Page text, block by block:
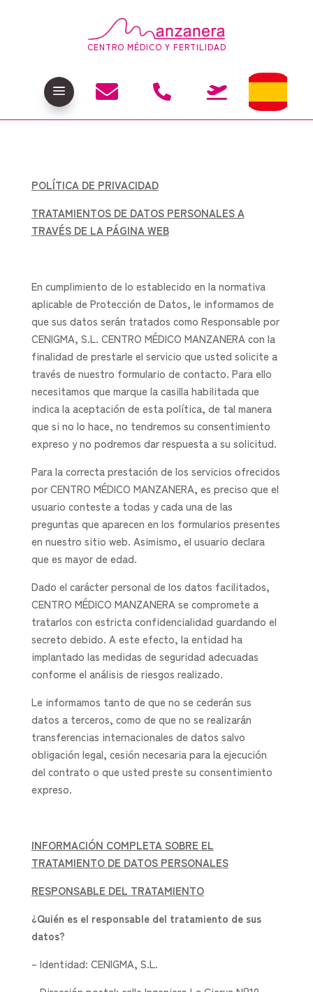
CENTRO MÉDICO Y FERTILIDAD
a   
POLÍTICA DE PRIVACIDAD
TRATAMIENTOS DE DATOS PERSONALES A
TRAVÉS DE LA PÁGINA WEB
En cumplimiento de lo establecido en la normativa
aplicable de Protección de Datos, le informamos de
que sus datos serán tratados como Responsable por
CENIGMA, S.L. CENTRO MÉDICO MANZANERA con la
finalidad de prestarle el servicio que usted solicite a
través de nuestro formulario de contacto. Para ello
necesitamos que marque la casilla habilitada que
indica la aceptación de esta política, de tal manera
que si no lo hace, no tendremos su consentimiento
expreso y no podremos dar respuesta a su solicitud.
Para la correcta prestación de los servicios ofrecidos
por CENTRO MÉDICO MANZANERA, es preciso que el
usuario conteste a todas y cada una de las
preguntas que aparecen en los formularios presentes
en nuestro sitio web. Asimismo, el usuario declara
que es mayor de edad.
Dado el carácter personal de los datos facilitados,
CENTRO MÉDICO MANZANERA se compromete a
tratarlos con estricta confidencialidad guardando el
secreto debido. A este efecto, la entidad ha
implantado las medidas de seguridad adecuadas
conforme el análisis de riesgos realizado.
Le informamos tanto de que no se cederán sus
datos a terceros, como de que no se realizarán
transferencias internacionales de datos salvo
obligación legal, cesión necesaria para la ejecución
del contrato o que usted preste su consentimiento
expreso.
INFORMACIÓN COMPLETA SOBRE EL
TRATAMIENTO DE DATOS PERSONALES
RESPONSABLE DEL TRATAMIENTO
¿Quién es el responsable del tratamiento de sus
datos?
– Identidad: CENIGMA, S.L.